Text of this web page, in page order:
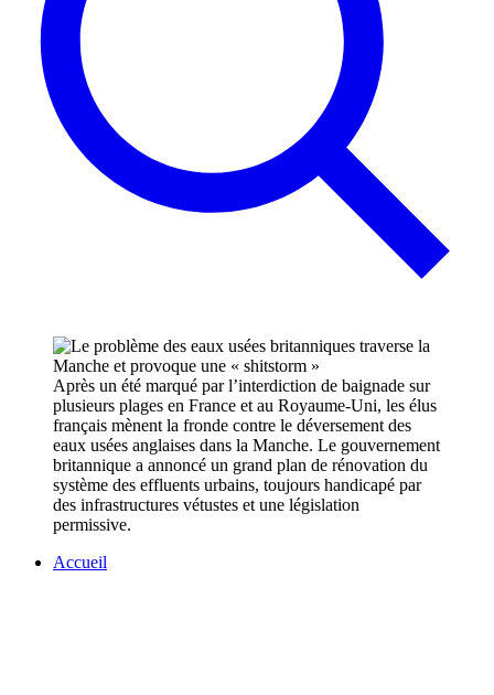
Après un été marqué par l’interdiction de baignade sur
plusieurs plages en France et au Royaume-Uni, les élus
français mènent la fronde contre le déversement des
eaux usées anglaises dans la Manche. Le gouvernement
britannique a annoncé un grand plan de rénovation du
système des effluents urbains, toujours handicapé par
des infrastructures vétustes et une législation
permissive.
Accueil